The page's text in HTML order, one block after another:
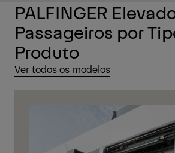
PALFINGER
Passageiros por
Produto
Ver todos os modelos